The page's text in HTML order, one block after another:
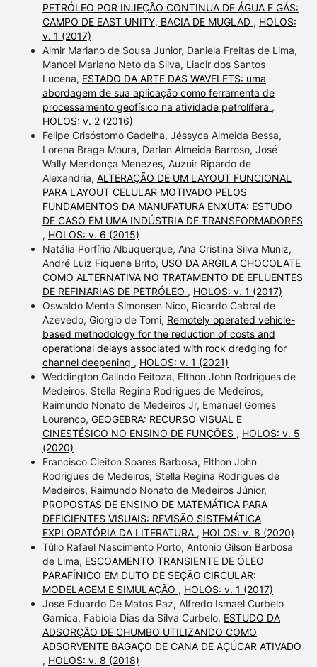
PETRÓLEO POR INJEÇÃO CONTINUA DE ÁGUA E GÁS:
CAMPO DE EAST UNITY, BACIA DE MUGLAD , HOLOS:
v. 1 (2017)
Almir Mariano de Sousa Junior, Daniela Freitas de Lima,
Manoel Mariano Neto da Silva, Liacir dos Santos
Lucena, ESTADO DA ARTE DAS WAVELETS: uma
abordagem de sua aplicação como ferramenta de
processamento geofísico na atividade petrolífera ,
HOLOS: v. 2 (2016)
Felipe Crisóstomo Gadelha, Jéssyca Almeida Bessa,
Lorena Braga Moura, Darlan Almeida Barroso, José
Wally Mendonça Menezes, Auzuir Ripardo de
Alexandria, ALTERAÇÃO DE UM LAYOUT FUNCIONAL
PARA LAYOUT CELULAR MOTIVADO PELOS
FUNDAMENTOS DA MANUFATURA ENXUTA: ESTUDO
DE CASO EM UMA INDÚSTRIA DE TRANSFORMADORES
, HOLOS: v. 6 (2015)
Natália Porfírio Albuquerque, Ana Cristina Silva Muniz,
André Luiz Fiquene Brito, USO DA ARGILA CHOCOLATE
COMO ALTERNATIVA NO TRATAMENTO DE EFLUENTES
DE REFINARIAS DE PETRÓLEO , HOLOS: v. 1 (2017)
Oswaldo Menta Simonsen Nico, Ricardo Cabral de
Azevedo, Giorgio de Tomi, Remotely operated vehicle-
based methodology for the reduction of costs and
operational delays associated with rock dredging for
channel deepening , HOLOS: v. 1 (2021)
Weddington Galindo Feitoza, Elthon John Rodrigues de
Medeiros, Stella Regina Rodrigues de Medeiros,
Raimundo Nonato de Medeiros Jr, Emanuel Gomes
Lourenco, GEOGEBRA: RECURSO VISUAL E
CINESTÉSICO NO ENSINO DE FUNÇÕES , HOLOS: v. 5
(2020)
Francisco Cleiton Soares Barbosa, Elthon John
Rodrigues de Medeiros, Stella Regina Rodrigues de
Medeiros, Raimundo Nonato de Medeiros Júnior,
PROPOSTAS DE ENSINO DE MATEMÁTICA PARA
DEFICIENTES VISUAIS: REVISÃO SISTEMÁTICA
EXPLORATÓRIA DA LITERATURA , HOLOS: v. 8 (2020)
Túlio Rafael Nascimento Porto, Antonio Gilson Barbosa
de Lima, ESCOAMENTO TRANSIENTE DE ÓLEO
PARAFÍNICO EM DUTO DE SEÇÃO CIRCULAR:
MODELAGEM E SIMULAÇÃO , HOLOS: v. 1 (2017)
José Eduardo De Matos Paz, Alfredo Ismael Curbelo
Garnica, Fabíola Dias da Silva Curbelo, ESTUDO DA
ADSORÇÃO DE CHUMBO UTILIZANDO COMO
ADSORVENTE BAGAÇO DE CANA DE AÇÚCAR ATIVADO
, HOLOS: v. 8 (2018)